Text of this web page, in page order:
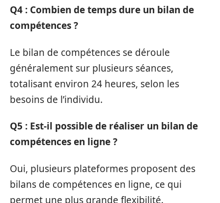
Q4 : Combien de temps dure un bilan de
compétences ?
Le bilan de compétences se déroule
généralement sur plusieurs séances,
totalisant environ 24 heures, selon les
besoins de l’individu.
Q5 : Est-il possible de réaliser un bilan de
compétences en ligne ?
Oui, plusieurs plateformes proposent des
bilans de compétences en ligne, ce qui
permet une plus grande flexibilité.